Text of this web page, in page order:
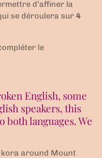
d’affiner la
se déroulera sur 4
le
English, some
speakers, this
both languages. We
around Mount